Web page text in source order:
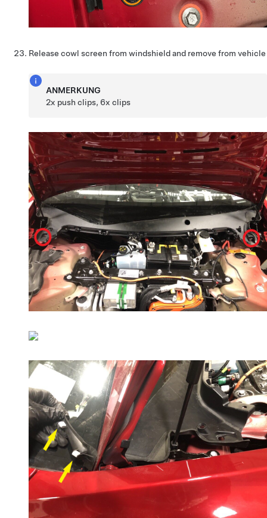
Release cowl screen from windshield and remove from vehicle
ANMERKUNG
2x push clips, 6x clips